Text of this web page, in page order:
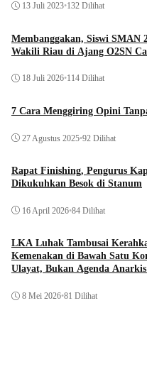
13 Juli 2023•132 Dilihat
Membanggakan, Siswi SMAN
Wakili Riau di Ajang O2SN
18 Juli 2026•114 Dilihat
7 Cara Menggiring Opini
27 Agustus 2025•92 Dilihat
Rapat Finishing, Pengurus
Dikukuhkan Besok di Stanum
16 April 2026•84 Dilihat
LKA Luhak Tambusai
Kemenakan di Bawah Satu
Ulayat, Bukan Agenda
8 Mei 2026•81 Dilihat